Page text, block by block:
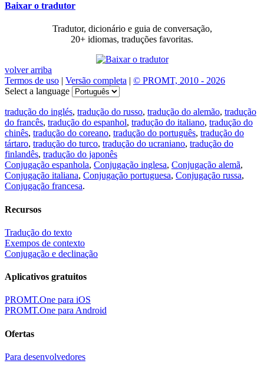
Baixar o tradutor
Tradutor, dicionário e guia de conversação,
20+ idiomas, traduções favoritas.
volver arriba
Termos de uso | Versão completa | © PROMT, 2010 - 2026
Select a language
tradução do inglés, tradução do russo, tradução do alemão, tradução
do francês, tradução do espanhol, tradução do italiano, tradução do
chinês, tradução do coreano, tradução do português, tradução do
tártaro, tradução do turco, tradução do ucraniano, tradução do
finlandês, tradução do japonês
Conjugação espanhola, Conjugação inglesa, Conjugação alemã,
Conjugação italiana, Conjugação portuguesa, Conjugação russa,
Conjugação francesa.
Recursos
Tradução do texto
Exempos de contexto
Conjugação e declinação
Aplicativos gratuitos
PROMT.One para iOS
PROMT.One para Android
Ofertas
Para desenvolvedores